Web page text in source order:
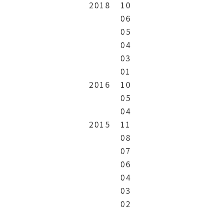
2018
10
06
05
04
03
01
2016
10
05
04
2015
11
08
07
06
04
03
02